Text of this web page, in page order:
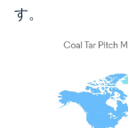
す。